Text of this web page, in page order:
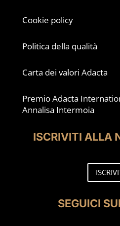
Cookie policy
Politica della qualità
Carta dei valori Adacta
Premio Adacta
Annalisa Intermoia
ISCRIVITI ALLA
SEGUICI